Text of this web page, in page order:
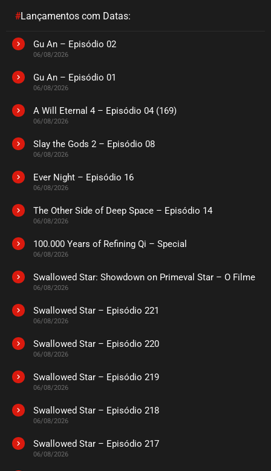
#Lançamentos com Datas:
Gu An – Episódio 02
06/08/2026
Gu An – Episódio 01
06/08/2026
A Will Eternal 4 – Episódio 04 (169)
06/08/2026
Slay the Gods 2 – Episódio 08
06/08/2026
Ever Night – Episódio 16
06/08/2026
The Other Side of Deep Space – Episódio 14
06/08/2026
100.000 Years of Refining Qi – Special
06/08/2026
Swallowed Star: Showdown on Primeval Star – O Filme
06/08/2026
Swallowed Star – Episódio 221
06/08/2026
Swallowed Star – Episódio 220
06/08/2026
Swallowed Star – Episódio 219
06/08/2026
Swallowed Star – Episódio 218
06/08/2026
Swallowed Star – Episódio 217
06/08/2026